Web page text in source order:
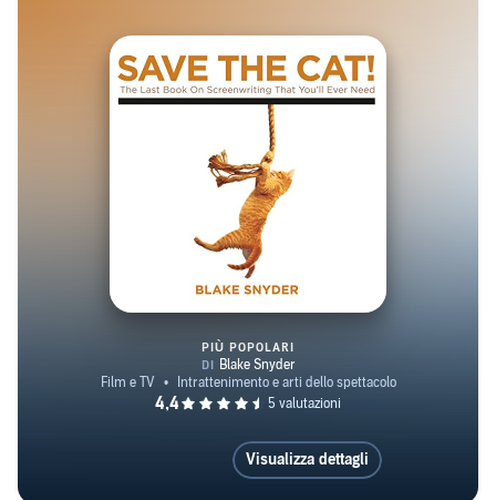
Save the Cat!
PIÙ POPOLARI
Visualizza dettagli